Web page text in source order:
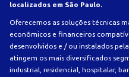
localizados em São Paulo.
Oferecemos as soluções técnicas
econômicos e financeiros
desenvolvidos e / ou instalados
atingem os mais diversificados
industrial, residencial, hospitalar,